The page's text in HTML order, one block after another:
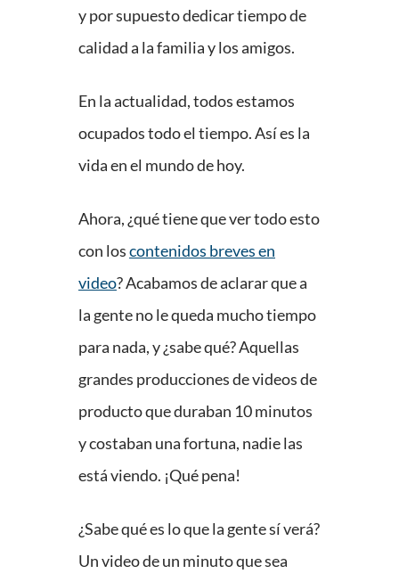
y por supuesto dedicar tiempo de
calidad a la familia y los amigos.
En la actualidad, todos estamos
ocupados todo el tiempo. Así es la
vida en el mundo de hoy.
Ahora, ¿qué tiene que ver todo esto
con loscontenidos breves en
video? Acabamos de aclarar que a
la gente no le queda mucho tiempo
para nada, y ¿sabe qué? Aquellas
grandes producciones de videos de
producto que duraban 10 minutos
y costaban una fortuna, nadie las
está viendo. ¡Qué pena!
¿Sabe qué es lo que la gente sí verá?
Un video de un minuto que sea